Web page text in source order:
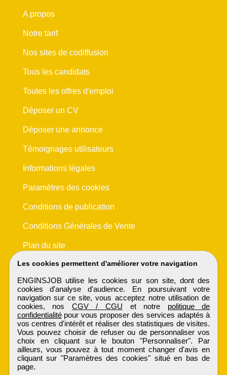
Les cookies permettent d'améliorer votre navigation
ENGINSJOB utilise les cookies sur son site, dont des
cookies d'analyse d'audience. En poursuivant votre
navigation sur ce site, vous acceptez notre utilisation de
cookies, nos CGV / CGU et notre politique de
confidentialitépour vous proposer des services adaptés à
vos centres d'intérêt et réaliser des statistiques de visites.
Vous pouvez choisir de refuser ou de personnaliser vos
choix en cliquant sur le bouton "Personnaliser". Par
ailleurs, vous pouvez à tout moment changer d'avis en
cliquant sur "Paramètres des cookies" situé en bas de
page.
A propos
Notre tarif
Nos sites de codiffusion
Tous les candidats
Toutes les offres d'emploi
Déposer un CV
Déposer une annonce
Témoignages utilisateurs
Informations légales
Paramètres des cookies
Conditions de publication
Conditions Générales de Vente
Plan du site